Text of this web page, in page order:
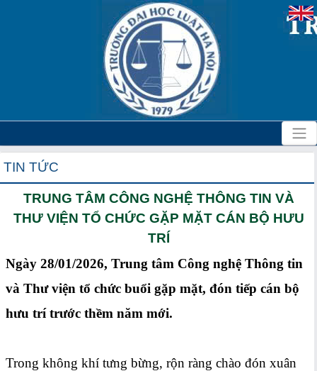
TIN TỨC
TRUNG TÂM CÔNG NGHỆ THÔNG TIN VÀ
THƯ VIỆN TỔ CHỨC GẶP MẶT CÁN BỘ HƯU
TRÍ
Ngày 28/01/2026, Trung tâm Công nghệ Thông tin
và Thư viện tổ chức buổi gặp mặt, đón tiếp cán bộ
hưu trí trước thềm năm mới.
Trong không khí tưng bừng, rộn ràng chào đón xuân